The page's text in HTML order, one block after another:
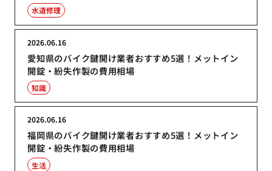
水道修理
愛知県のバイク鍵開け業者おすすめ5選！メットイン
開錠・紛失作製の費用相場
2026.06.16
知識
福岡県のバイク鍵開け業者おすすめ5選！メットイン
開錠・紛失作製の費用相場
2026.06.16
生活